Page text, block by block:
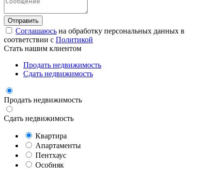
Соглашаюсь на обработку персональных данных в
соответствии с Политикой
Стать нашим клиентом
Продать недвижимость
Сдать недвижимость
Продать недвижимость
Сдать недвижимость
Квартира
Апартаменты
Пентхаус
Особняк